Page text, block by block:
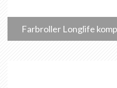
Farbroller Longlife